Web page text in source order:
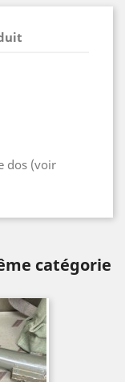
dos (voir
catégorie